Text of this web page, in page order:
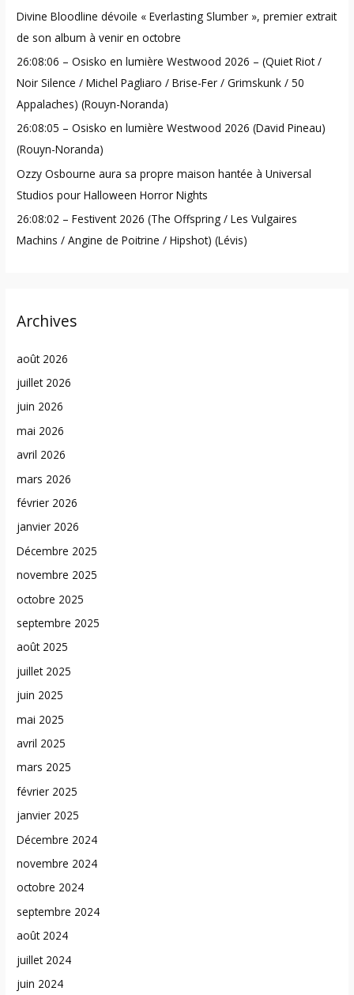
f
o
r
:
Divine Bloodline dévoile « Everlasting Slumber », premier extrait
de son album à venir en octobre
26:08:06 – Osisko en lumière Westwood 2026 – (Quiet Riot /
Noir Silence / Michel Pagliaro / Brise-Fer / Grimskunk / 50
Appalaches) (Rouyn-Noranda)
26:08:05 – Osisko en lumière Westwood 2026 (David Pineau)
(Rouyn-Noranda)
Ozzy Osbourne aura sa propre maison hantée à Universal
Studios pour Halloween Horror Nights
26:08:02 – Festivent 2026 (The Offspring / Les Vulgaires
Machins / Angine de Poitrine / Hipshot) (Lévis)
Archives
août 2026
juillet 2026
juin 2026
mai 2026
avril 2026
mars 2026
février 2026
janvier 2026
Décembre 2025
novembre 2025
octobre 2025
septembre 2025
août 2025
juillet 2025
juin 2025
mai 2025
avril 2025
mars 2025
février 2025
janvier 2025
Décembre 2024
novembre 2024
octobre 2024
septembre 2024
août 2024
juillet 2024
juin 2024